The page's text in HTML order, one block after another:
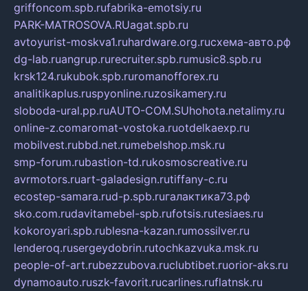
griffoncom.spb.rufabrika-emotsiy.ru
PARK-MATROSOVA.RUagat.spb.ru
avtoyurist-moskva1.ruhardware.org.ruсхема-авто.рф
dg-lab.ruangrup.rurecruiter.spb.rumusic8.spb.ru
krsk124.rukubok.spb.ruromanofforex.ru
analitikaplus.ruspyonline.ruzosikamery.ru
sloboda-ural.pp.ruAUTO-COM.SUhohota.netalimy.ru
online-z.comaromat-vostoka.ruotdelkaexp.ru
mobilvest.rubbd.net.rumebelshop.msk.ru
smp-forum.rubastion-td.rukosmoscreative.ru
avrmotors.ruart-galadesign.rutiffany-c.ru
ecostep-samara.rud-p.spb.ruгалактика73.рф
sko.com.rudavitamebel-spb.rufotsis.rutesiaes.ru
kokoroyari.spb.rublesna-kazan.rumossilver.ru
lenderoq.rusergeydobrin.rutochkazvuka.msk.ru
people-of-art.rubezzubova.ruclubtibet.ruorior-aks.ru
dynamoauto.ruszk-favorit.rucarlines.ruflatnsk.ru